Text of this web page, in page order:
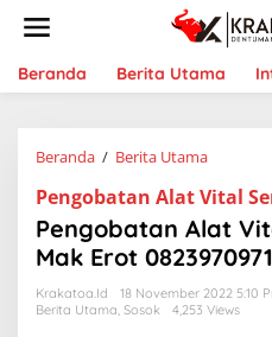
t
Beranda Berita Utama
Beranda / Berita Utama
n
g
o
b
a
t
Pengobatan Alat Vital
Pengobatan Alat
Mak Erot
Krakatoa.id
18 November 2022 5:10
Berita Utama, Sosok 4,253 Views